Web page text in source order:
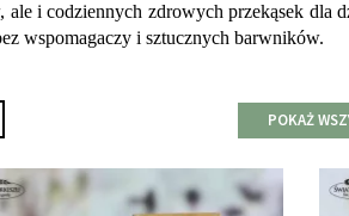
wspomagaczy i sztucznych barwników.
POKAŻ